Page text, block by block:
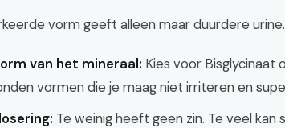
vorm geeft alleen maar duurdere
van het mineraal: Kies voor Bisglycinaat
vormen die je maag niet irriteren en
Te weinig heeft geen zin. Te veel kan